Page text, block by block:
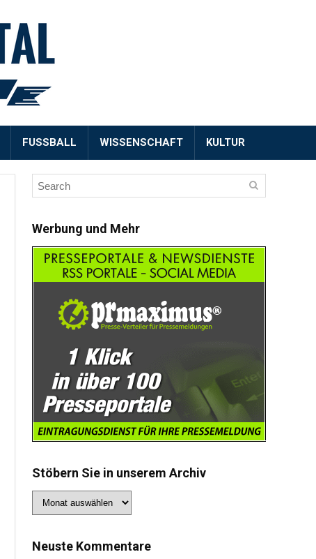
FUSSBALL WISSENSCHAFT KULTUR
Werbung und Mehr
Stöbern Sie in unserem Archiv
Sie
Archiv
Neuste Kommentare